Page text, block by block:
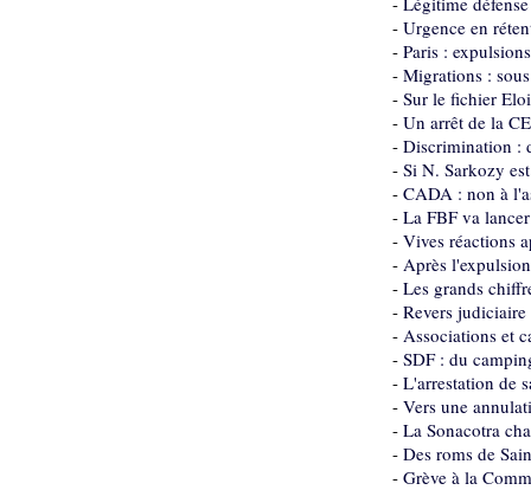
- Urgence en
- Paris :
- Migrations :
- Sur le fichier
- Un arrêt de la
- Discrimination :
- Si N. Sarkozy
- CADA : non à
- La FBF va
- Vives réactions
- Après
- Les grands
- Revers
- Associations et
- SDF : du
- L'arrestation de
- Vers une
- La Sonacotra
- Des roms de
- Grève à la